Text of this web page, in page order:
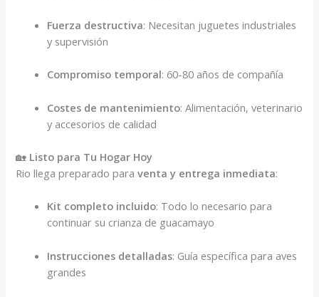
Fuerza destructiva: Necesitan juguetes industriales
y supervisión
Compromiso temporal: 60-80 años de compañía
Costes de mantenimiento: Alimentación, veterinario
y accesorios de calidad
🏡 Listo para Tu Hogar Hoy
Rio llega preparado paraventa y entrega inmediata:
Kit completo incluido: Todo lo necesario para
continuar su crianza de guacamayo
Instrucciones detalladas: Guía específica para aves
grandes